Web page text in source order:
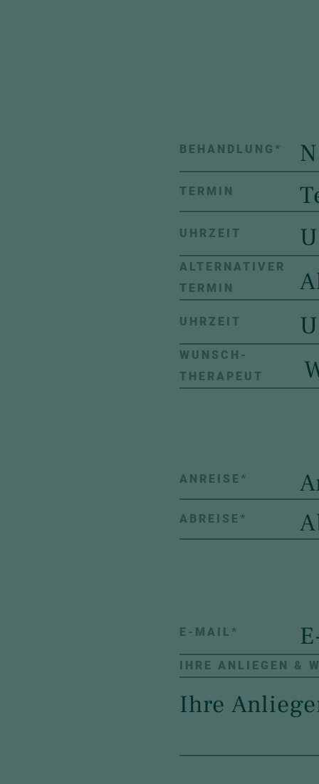
BEHANDLUNG *
TERMIN
UHRZEIT
ALTERNATIVER
TERMIN
UHRZEIT
WUNSCH-
THERAPEUT
ANREISE*
ABREISE*
E-MAIL *
IHRE ANLIEGEN &